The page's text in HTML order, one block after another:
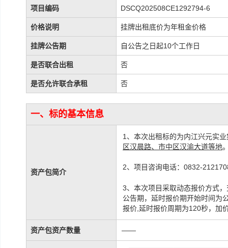
项目编码 DSCQ202508CE1292794-6
价格说明 挂牌出租底价为年租金价格
挂牌公告期 自公告之日起10个工作日
是否联合出租 否
是否允许联合承租 否
一、标的基本信息
资产包简介
1、本次出租标的为内江兴元实
区汉晨路、市中区汉渝大道等地
2、项目咨询电话：0832-
3、本次项目采取动态报价方式
公告期，延时报价期开始时间为
报价,延时报价周期为120秒，加
资产包资产数量 ——